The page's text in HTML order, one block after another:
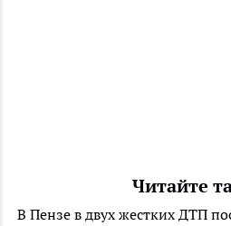
Читайте
В Пензе в двух жестких ДТП